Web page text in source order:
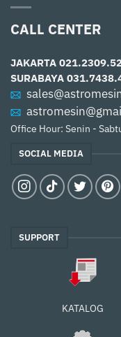
CALL CENTER
JAKARTA
SURABAYA
Office Hour: Senin -
SOCIAL MEDIA
SUPPORT
KATALOG